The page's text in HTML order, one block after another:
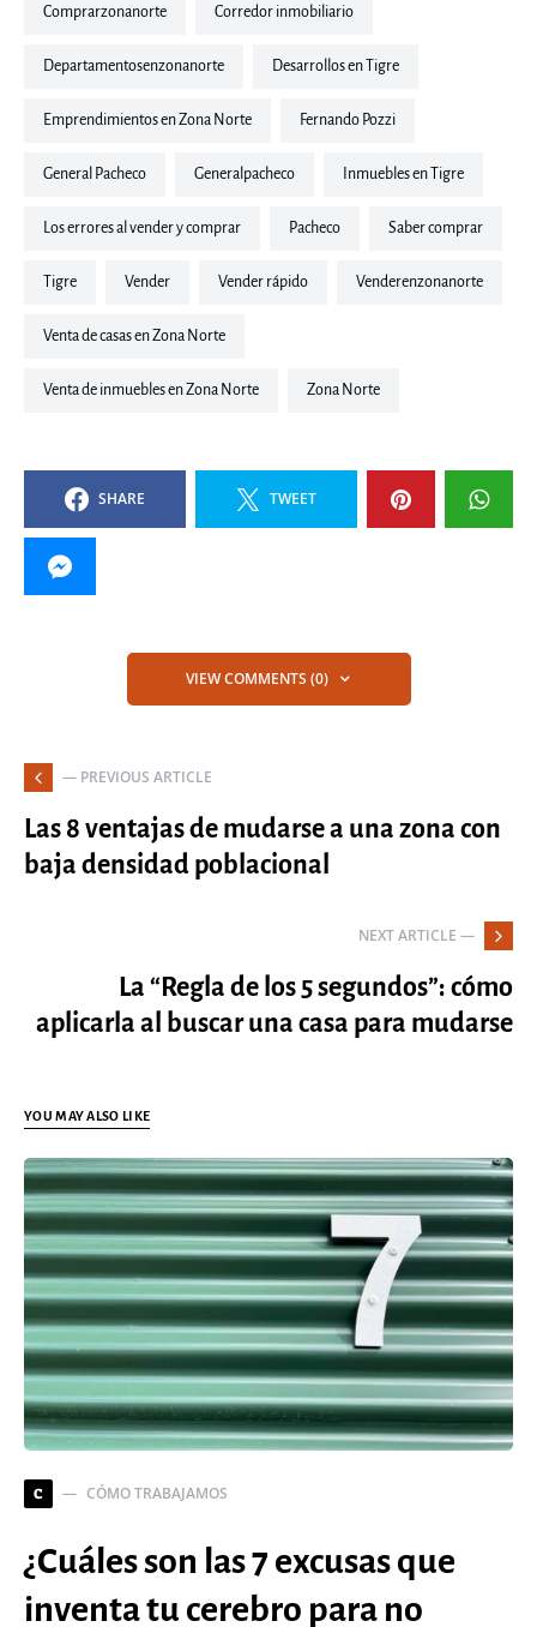
comprarzonanorte corredor inmobiliario
departamentosenzonanorte Desarrollos en Tigre
Emprendimientos en Zona Norte Fernando Pozzi
General Pacheco generalpacheco inmuebles en Tigre
Los errores al vender y comprar Pacheco saber comprar
Tigre Vender vender rápido venderenzonanorte
Venta de casas en Zona Norte
Venta de inmuebles en Zona Norte Zona Norte
SHARE TWEET
VIEW COMMENTS (0)
— PREVIOUS ARTICLE
Las 8 ventajas de mudarse a una zona con
baja densidad poblacional
NEXT ARTICLE —
La “Regla de los 5 segundos”: cómo
aplicarla al buscar una casa para mudarse
YOU MAY ALSO LIKE
C CÓMO TRABAJAMOS
¿Cuáles son las 7 excusas que
inventa tu cerebro para no